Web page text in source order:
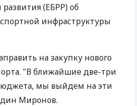
КЕШБЭКА
БАНКОВСКИМ КАРТАМ
(ЕБРР) об
инфраструктуры
на закупку нового
"В ближайшие две-три
мы выйдем на эти
Миронов.